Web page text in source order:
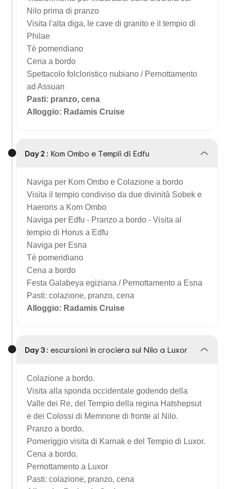
Nilo prima di pranzo
Visita l'alta diga, le cave di granito e il tempio di
Philae
Tè pomeridiano
Cena a bordo
Spettacolo folcloristico nubiano / Pernottamento
ad Assuan
Pasti: pranzo, cena
Alloggio: Radamis Cruise
Day 2 : Kom Ombo e Templi di Edfu
Naviga per Kom Ombo e Colazione a bordo
Visita il tempio condiviso da due divinità Sobek e
Haeroris a Kom Ombo
Naviga per Edfu - Pranzo a bordo - Visita al
tempio di Horus a Edfu
Naviga per Esna
Tè pomeridiano
Cena a bordo
Festa Galabeya egiziana / Pernottamento a Esna
Pasti: colazione, pranzo, cena
Alloggio: Radamis Cruise
Day 3 : escursioni in crociera sul Nilo a Luxor
Colazione a bordo.
Visita alla sponda occidentale godendo della
Valle dei Re, del Tempio della regina Hatshepsut
e dei Colossi di Memnone di fronte al Nilo.
Pranzo a bordo.
Pomeriggio visita di Karnak e del Tempio di Luxor.
Cena a bordo.
Pernottamento a Luxor
Pasti: colazione, pranzo, cena